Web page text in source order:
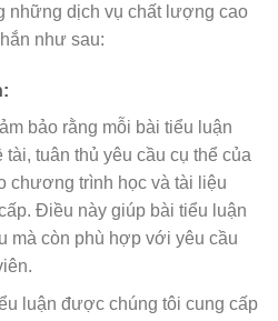
những dịch vụ chất lượng cao
như sau:
bảo rằng mỗi bài tiểu luận
tuân thủ yêu cầu cụ thể của
chương trình học và tài liệu
Điều này giúp bài tiểu luận
mà còn phù hợp với yêu cầu
luận được chúng tôi cung cấp